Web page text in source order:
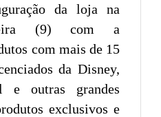
da loja na
(9) com a
com mais de 15
da Disney,
e outras grandes
exclusivos e